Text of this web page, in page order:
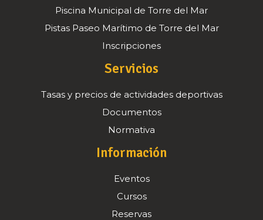
Piscina Municipal de Torre del Mar
Pistas Paseo Marítimo de Torre del Mar
Inscripciones
Servicios
Tasas y precios de actividades deportivas
Documentos
Normativa
Información
Eventos
Cursos
Reservas